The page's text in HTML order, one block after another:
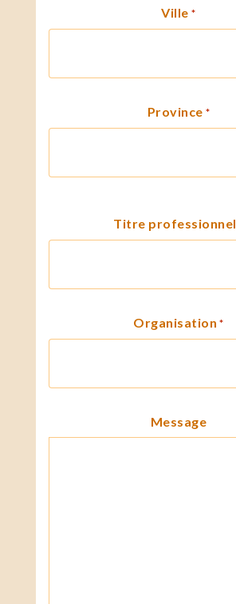
Ville *
Province *
Titre professionnel
Organisation *
Message